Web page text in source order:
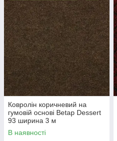
Ковролін коричневий на
гумовій основі Betap Dessert
93 ширина 3 м
В наявності